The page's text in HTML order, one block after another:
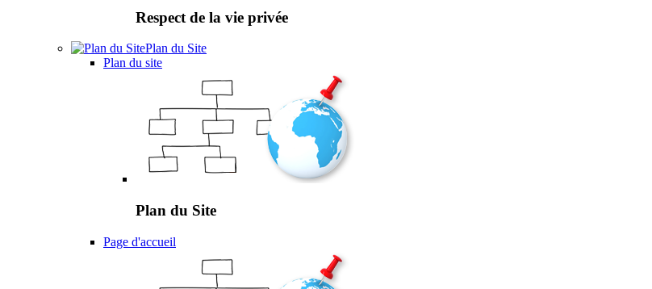
Respect de la vie privée
Plan du Site
Plan du site
Plan du Site
Page d'accueil